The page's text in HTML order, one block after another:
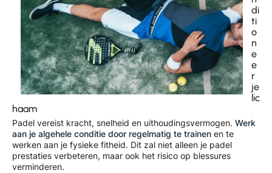
di
ti
o
n
e
e
r
je
lic
haam
Padel vereist kracht, snelheid en uithoudingsvermogen. Werk
aan je algehele conditie door regelmatig te trainen en te
werken aan je fysieke fitheid. Dit zal niet alleen je padel
prestaties verbeteren, maar ook het risico op blessures
verminderen.